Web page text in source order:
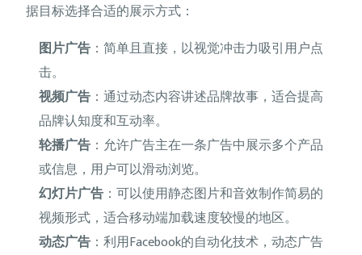
据目标选择合适的展示方式：
图片广告 ：简单且直接，以视觉冲击力吸引用户点
击。
视频广告 ：通过动态内容讲述品牌故事，适合提高
品牌认知度和互动率。
轮播广告 ：允许广告主在一条广告中展示多个产品
或信息，用户可以滑动浏览。
幻灯片广告 ：可以使用静态图片和音效制作简易的
视频形式，适合移动端加载速度较慢的地区。
动态广告 ：利用Facebook的自动化技术，动态广告